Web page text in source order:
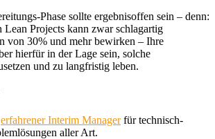
Phase sollte ergebnisoffen sein – denn:
Projects kann zwar schlagartig
von 30% und mehr bewirken – Ihre
hierfür in der Lage sein, solche
und zu langfristig leben.
erfahrener Interim Managerfür technisch-
aller Art.